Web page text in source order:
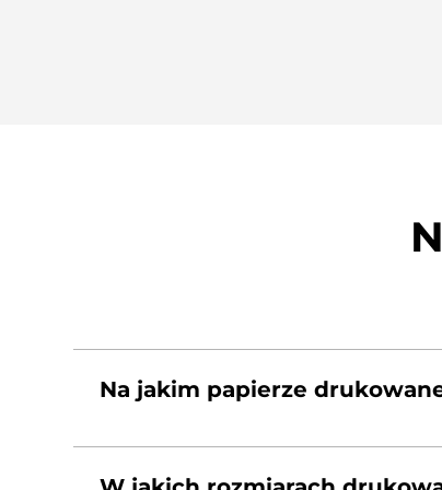
Na jakim papierze
Fotografie są drukowane na